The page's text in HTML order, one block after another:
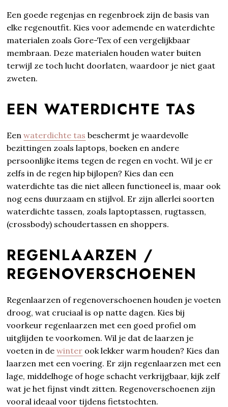
Een goede regenjas en regenbroek zijn de basis van
elke regenoutfit. Kies voor ademende en waterdichte
materialen zoals Gore-Tex of een vergelijkbaar
membraan. Deze materialen houden water buiten
terwijl ze toch lucht doorlaten, waardoor je niet gaat
zweten.
EEN WATERDICHTE TAS
Eenwaterdichte tas beschermt je waardevolle
bezittingen zoals laptops, boeken en andere
persoonlijke items tegen de regen en vocht. Wil je er
zelfs in de regen hip bijlopen? Kies dan een
waterdichte tas die niet alleen functioneel is, maar ook
nog eens duurzaam en stijlvol. Er zijn allerlei soorten
waterdichte tassen, zoals laptoptassen, rugtassen,
(crossbody) schoudertassen en shoppers.
REGENLAARZEN /
REGENOVERSCHOENEN
Regenlaarzen of regenoverschoenen houden je voeten
droog, wat cruciaal is op natte dagen. Kies bij
voorkeur regenlaarzen met een goed profiel om
uitglijden te voorkomen. Wil je dat de laarzen je
voeten in dewinter ook lekker warm houden? Kies dan
laarzen met een voering. Er zijn regenlaarzen met een
lage, middelhoge of hoge schacht verkrijgbaar, kijk zelf
wat je het fijnst vindt zitten. Regenoverschoenen zijn
vooral ideaal voor tijdens fietstochten.